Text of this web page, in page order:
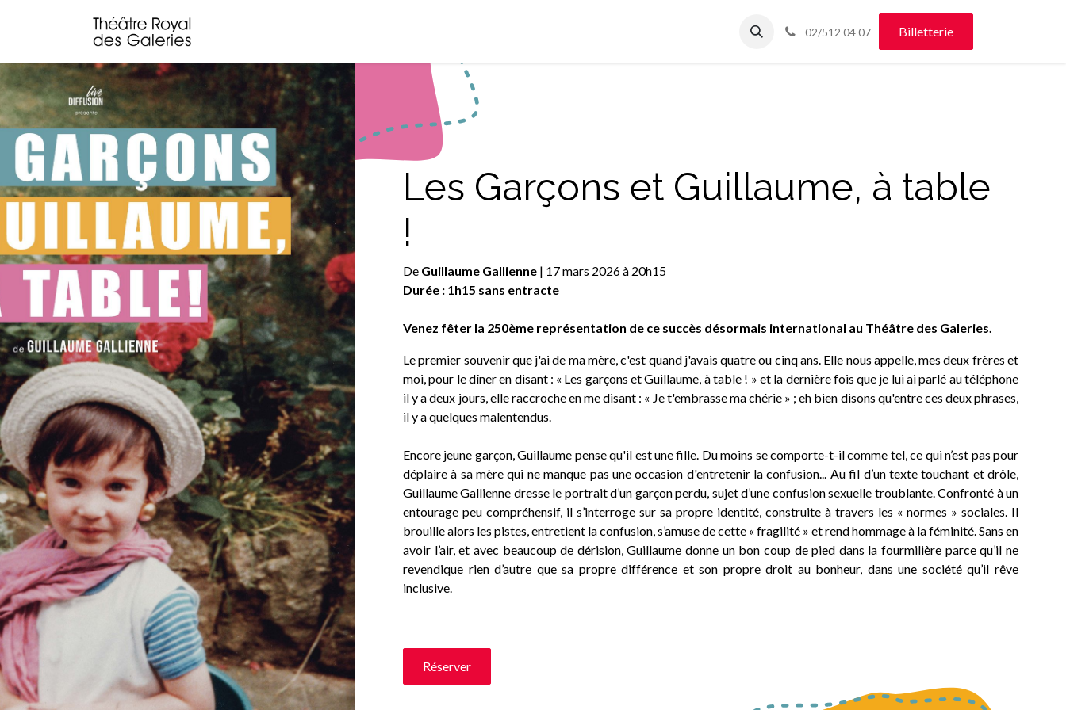
Plan de la salle Contact Médiation culturelle
02/512 04 07 Billetterie
Les Garçons et Guillaume, à table
!
De Guillaume Gallienne | 17 mars 2026 à 20h15
Durée : 1h15 sans entracte
Venez fêter la 250ème représentation de ce succès désormais international au Théâtre des Galeries.
Le premier souvenir que j'ai de ma mère, c'est quand j'avais quatre ou cinq ans. Elle nous appelle, mes deux frères et
moi, pour le dîner en disant : « Les garçons et Guillaume, à table ! » et la dernière fois que je lui ai parlé au téléphone
il y a deux jours, elle raccroche en me disant : « Je t'embrasse ma chérie » ; eh bien disons qu'entre ces deux phrases,
il y a quelques malentendus.
Encore jeune garçon, Guillaume pense qu'il est une fille. Du moins se comporte-t-il comme tel, ce qui n’est pas pour
déplaire à sa mère qui ne manque pas une occasion d'entretenir la confusion... Au fil d’un texte touchant et drôle,
Guillaume Gallienne dresse le portrait d’un garçon perdu, sujet d’une confusion sexuelle troublante. Confronté à un
entourage peu compréhensif, il s’interroge sur sa propre identité, construite à travers les « normes » sociales. Il
brouille alors les pistes, entretient la confusion, s’amuse de cette « fragilité » et rend hommage à la féminité. Sans en
avoir l’air, et avec beaucoup de dérision, Guillaume donne un bon coup de pied dans la fourmilière parce qu’il ne
revendique rien d’autre que sa propre différence et son propre droit au bonheur, dans une société qu’il rêve
inclusive.
Réserver